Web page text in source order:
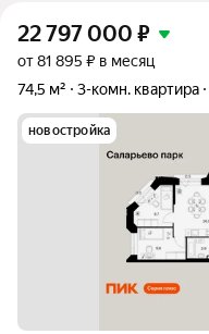
22 797 000 ₽
от 81 895 ₽ в месяц
74,5 м²
3-комн. квартира
новостройка